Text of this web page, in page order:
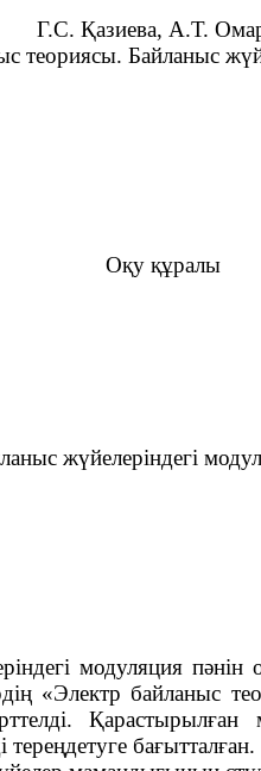
Г.С. Қазиева, А.Т.
теориясы. Байланыс
Оқу құралы
жүйелеріндегі
модуляция
«Электр байланыс
бағытталған.